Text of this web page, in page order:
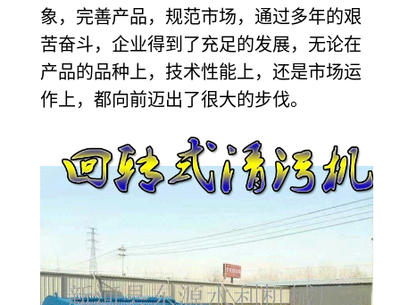
象，完善产品，规范市场，通过多年的艰
苦奋斗，企业得到了充足的发展，无论在
产品的品种上，技术性能上，还是市场运
作上，都向前迈出了很大的步伐。